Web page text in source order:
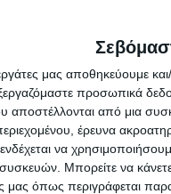
μας αποθηκεύουμε
προσωπικά
από μια
έρευνα
να
Μπορείτε να κάνετε
μας όπως περιγράφεται
60ml
€
ΚΑΛΆΘΙ
Βαφή